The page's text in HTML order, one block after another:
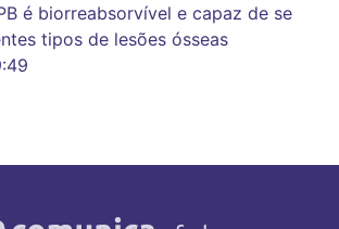
é biorreabsorvível e capaz de se
tipos de lesões ósseas